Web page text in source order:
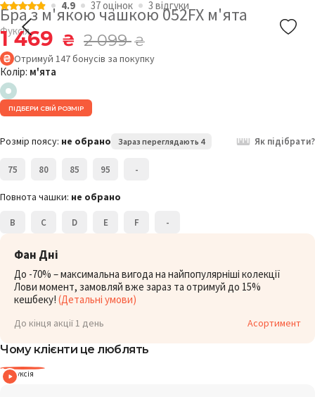
4.9 37 оцiнок 3 відгуки
Бра з м'якою чашкою 052FX м'ята
Фуксія
1 469 ₴ 2 099₴
Отримуй 147бонусів за покупку
Колір: м'ята
ПІДБЕРИ СВІЙ РОЗМІР
Розмір поясу: не обрано Зараз переглядають 4 Як підібрати?
75 80 85 95 -
Повнота чашки: не обрано
B C D E F -
Фан Дні
До -70% – максимальна вигода на найпопулярніші колекції
Лови момент, замовляй вже зараз та отримуй до 15%
кешбеку! (Детальні умови)
До кінця акції 1 день Асортимент
Чому клієнти це люблять
Фуксія